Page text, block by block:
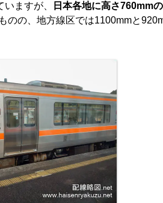
ますが、
日本各地に高さ760mm
のの、地方線区では1100mmと